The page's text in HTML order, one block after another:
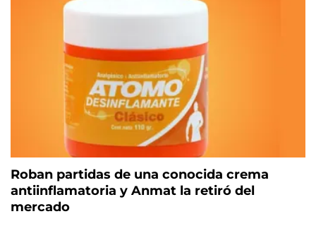
Roban partidas de una conocida crema
antiinflamatoria y Anmat la retiró del
mercado